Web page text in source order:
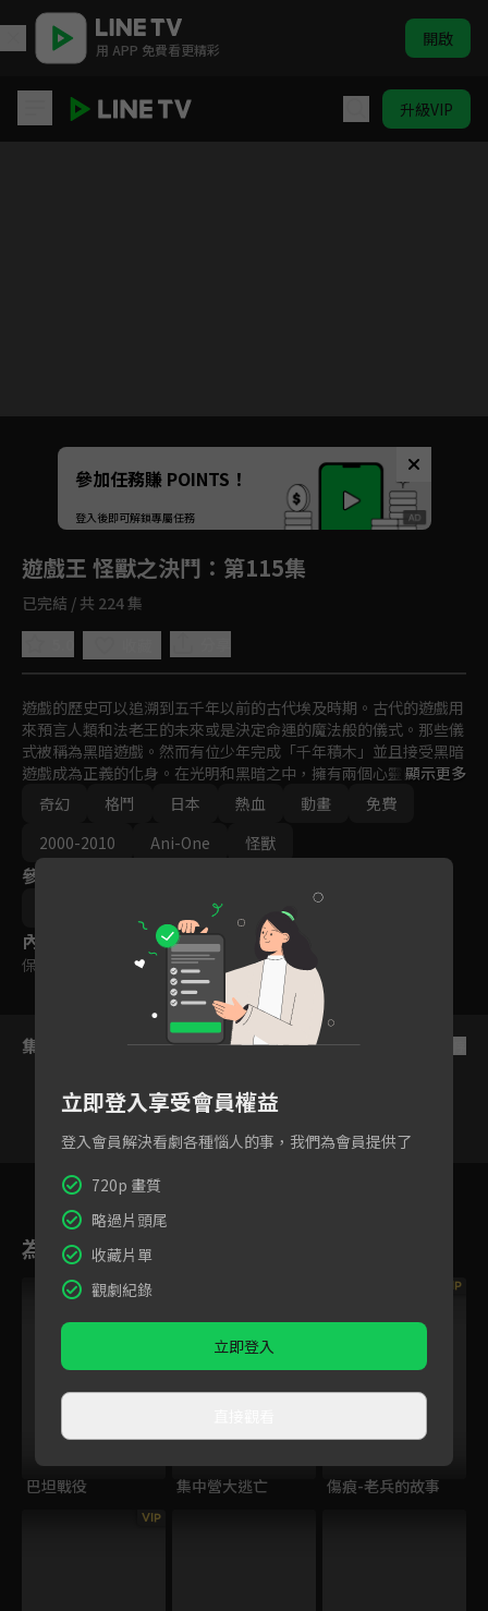
用 APP 免費看更精彩 開啟
升級VIP
Unmute
如有不便請見諒
參加任務賺 POINTS！
登入後即可解鎖專屬任務
遊戲王 怪獸之決鬥 ：第115集
已完結 / 共 224 集
遊戲的歷史可以追溯到五千年以前的古代埃及時期。古代的遊戲用
來預言人類和法老王的未來或是決定命運的魔法般的儀式。那些儀
式被稱為黑暗遊戲。然而有位少年完成「千年積木」並且接受黑暗
遊戲成為正義的化身。在光明和黑暗之中，擁有兩個心靈的少年以
「遊戲王」之稱展開決鬥。
顯示更多
奇幻
格鬥 日本 熱血 動畫
免費
2000-2010
Ani-One 怪獸
參與演員
內容標籤
保護級
集數列表
113 114
為您推薦
巴坦戰役 集中營大逃亡
VIP
傷痕-老兵的故事
VIP
立即登入享受會員權益
登入會員解決看劇各種惱人的事，我們為會員提供了
720p 畫質
略過片頭尾
收藏片單
觀劇紀錄
立即登入